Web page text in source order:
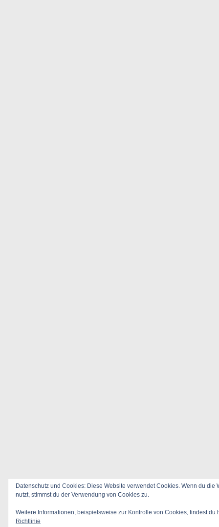
Datenschutz und Cookies: Diese Website verwendet Cookies. Wenn du die
nutzt, stimmst du der Verwendung von Cookies zu.
Weitere Informationen, beispielsweise zur Kontrolle von Cookies, findest du
Richtlinie